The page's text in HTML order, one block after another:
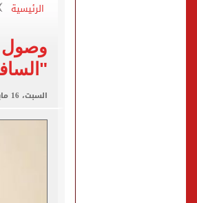
الرئيسية
وصول
السبت، 16 مايو 2026 01:34 م